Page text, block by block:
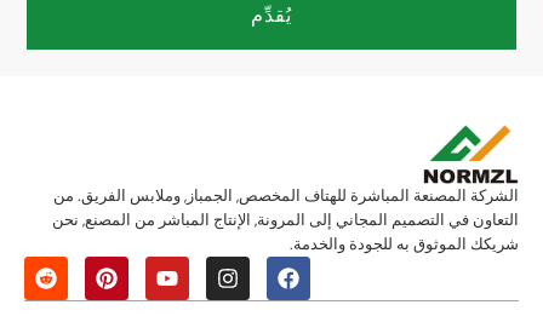
يُقدِّم
الشركة المصنعة المباشرة للهتاف المخصص, الجمباز, وملابس الفريق. من
التعاون في التصميم المجاني إلى المرونة, الإنتاج المباشر من المصنع, نحن
شريكك الموثوق به للجودة والخدمة.